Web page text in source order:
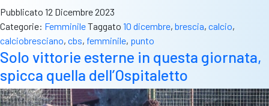
Pubblicato 12 Dicembre 2023
Categorie: FemminileTaggato 10 dicembre, brescia, calcio,
calciobresciano, cbs, femminile, punto
Solo vittorie esterne in questa giornata,
spicca quella dell’Ospitaletto